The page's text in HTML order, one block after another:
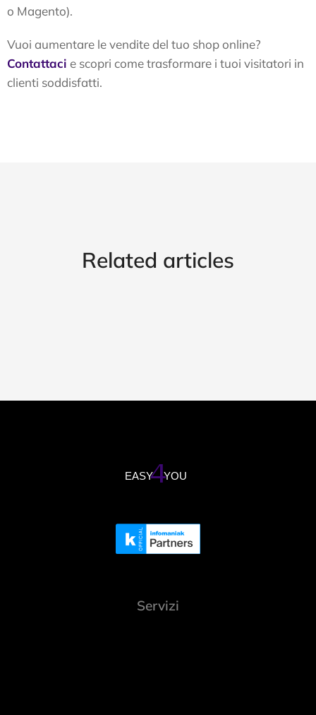
o Magento).
Vuoi aumentare le vendite del tuo shop online?
Contattaci e scopri come trasformare i tuoi visitatori in
clienti soddisfatti.
Related articles
Servizi